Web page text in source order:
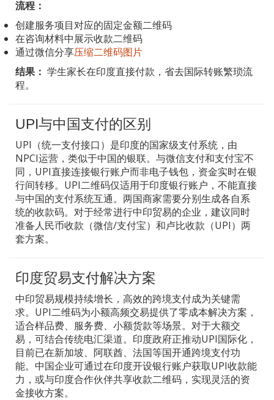
流程：
创建服务项目对应的固定金额二维码
在咨询材料中展示收款二维码
通过微信分享压缩二维码图片
结果： 学生家长在印度直接付款，省去国际转账繁琐流
程。
UPI与中国支付的区别
UPI（统一支付接口）是印度的国家级支付系统，由
NPCI运营，类似于中国的银联。与微信支付和支付宝不
同，UPI直接连接银行账户而非电子钱包，资金实时在银
行间转移。UPI二维码仅适用于印度银行账户，不能直接
与中国的支付系统互通。两国商家需要分别生成各自系
统的收款码。对于经常进行中印贸易的企业，建议同时
准备人民币收款（微信/支付宝）和卢比收款（UPI）两
套方案。
印度贸易支付解决方案
中印贸易规模持续增长，高效的跨境支付成为关键需
求。UPI二维码为小额高频交易提供了零成本解决方案，
适合样品费、服务费、小额货款等场景。对于大额交
易，可结合传统电汇渠道。印度政府正推动UPI国际化，
目前已在新加坡、阿联酋、法国等国开通跨境支付功
能。中国企业可通过在印度开设银行账户获取UPI收款能
力，或与印度合作伙伴共享收款二维码，实现灵活的资
金接收方案。